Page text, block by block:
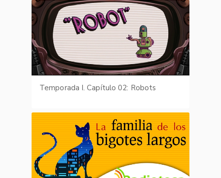
Temporada I. Capítulo 02: Robots